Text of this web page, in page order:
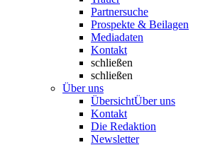
Partnersuche
Prospekte & Beilagen
Mediadaten
Kontakt
schließen
schließen
Über uns
ÜbersichtÜber uns
Kontakt
Die Redaktion
Newsletter